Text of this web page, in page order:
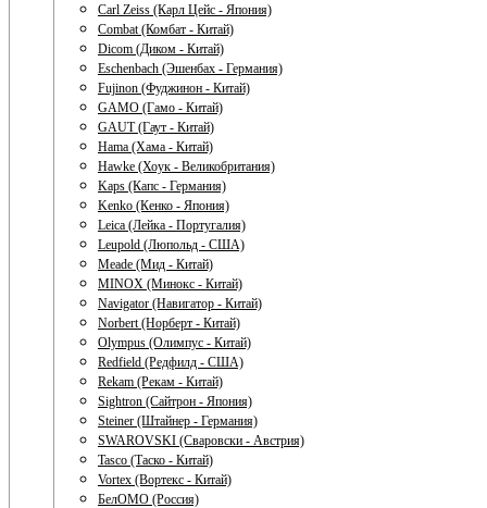
Carl Zeiss (Карл Цейс - Япония)
Combat (Комбат - Китай)
Dicom (Диком - Китай)
Eschenbach (Эшенбах - Германия)
Fujinon (Фуджинон - Китай)
GAMO (Гамо - Китай)
GAUT (Гаут - Китай)
Hama (Хама - Китай)
Hawke (Хоук - Великобритания)
Kaps (Капс - Германия)
Kenko (Кенко - Япония)
Leica (Лейка - Португалия)
Leupold (Люпольд - США)
Meade (Мид - Китай)
MINOX (Минокс - Китай)
Navigator (Навигатор - Китай)
Norbert (Норберт - Китай)
Olympus (Олимпус - Китай)
Redfield (Редфилд - США)
Rekam (Рекам - Китай)
Sightron (Сайтрон - Япония)
Steiner (Штайнер - Германия)
SWAROVSKI (Сваровски - Австрия)
Tasco (Таско - Китай)
Vortex (Вортекс - Китай)
БелОМО (Россия)